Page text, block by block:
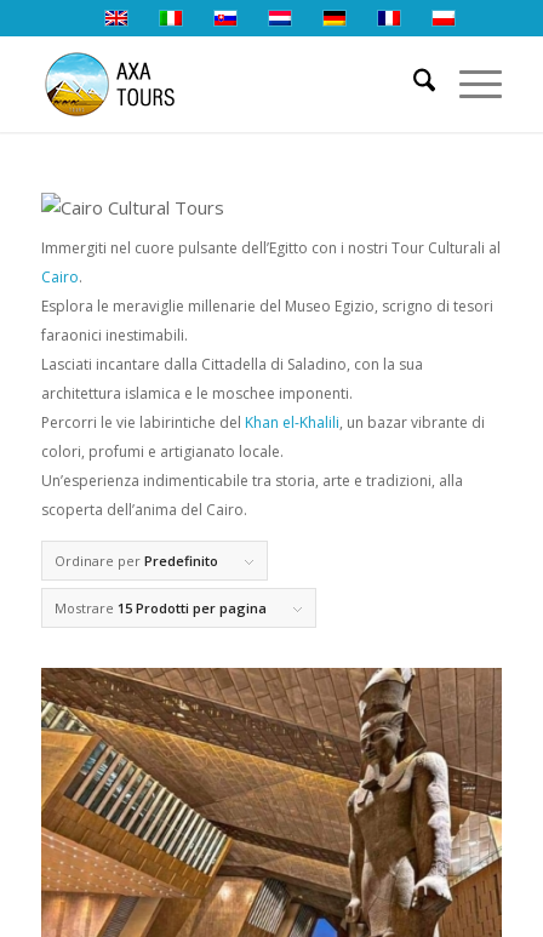
Immergiti nel cuore pulsante dell’Egitto con i nostri Tour Culturali al
Cairo.
Esplora le meraviglie millenarie del Museo Egizio, scrigno di tesori
faraonici inestimabili.
Lasciati incantare dalla Cittadella di Saladino, con la sua
architettura islamica e le moschee imponenti.
Percorri le vie labirintiche del Khan el-Khalili, un bazar vibrante di
colori, profumi e artigianato locale.
Un’esperienza indimenticabile tra storia, arte e tradizioni, alla
scoperta dell’anima del Cairo.
Ordinare per Predefinito
Mostrare 15 Prodotti per pagina